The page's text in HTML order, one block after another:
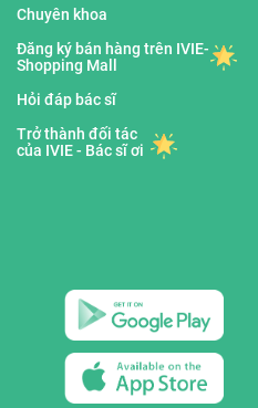
Chuyên khoa
Đăng ký bán hàng trên IVIE-
Shopping Mall
Hỏi đáp bác sĩ
Trở thành đối tác
của IVIE - Bác sĩ ơi